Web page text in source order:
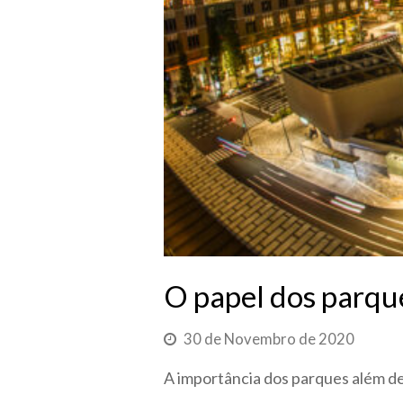
O papel dos
30 de Novembro de 2020
A importância dos parques além